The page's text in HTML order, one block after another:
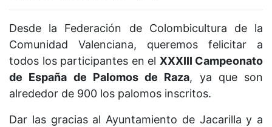
Desde la Federación de Colombicultura de la
Comunidad Valenciana, queremos felicitar a
todos los participantes en el XXXIII Campeonato
de España de Palomos de Raza, ya que son
alrededor de 900 los palomos inscritos.
Dar las gracias al Ayuntamiento de Jacarilla y a